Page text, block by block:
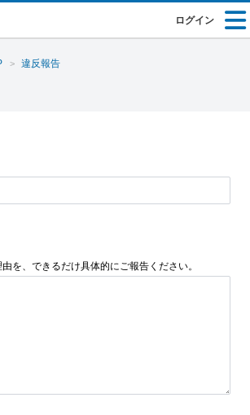
ログイン
違反報告
を、できるだけ具体的にご報告ください。